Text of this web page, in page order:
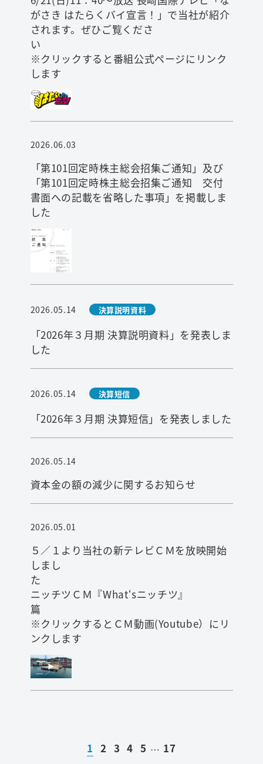
がさき はたらくバイ宣言！」で当社が紹介
されます。ぜひご覧くださ
※クリックすると番組公式ページにリンク
します
2026.06.03
「第101回定時株主総会招集ご通知」及び
「第101回定時株主総会招集ご通知 交付
書面への記載を省略した事項」を掲載しま
した
2026.05.14 決算説明資料
「2026年３月期 決算説明資料」を発表しま
した
2026.05.14 決算短信
「2026年３月期 決算短信」を発表しました
2026.05.14
資本金の額の減少に関するお知らせ
2026.05.01
５／１より当社の新テレビＣＭを放映開始
しまし
ニッチツＣＭ『What‘sニッチツ』
※クリックするとＣＭ動画(Youtube）にリ
ンクします
1 2 3 4 5 … 17